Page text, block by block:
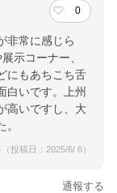
0
非常に感じら
示コーナー、
にもあちこち舌
白いです。上州
高いですし、大
投稿日：2025/6/ 6）
通報する